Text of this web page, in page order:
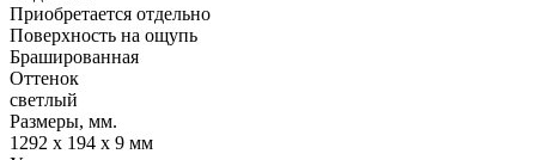
Приобретается отдельно
Поверхность на ощупь
Брашированная
Оттенок
светлый
Размеры, мм.
1292 х 194 х 9 мм